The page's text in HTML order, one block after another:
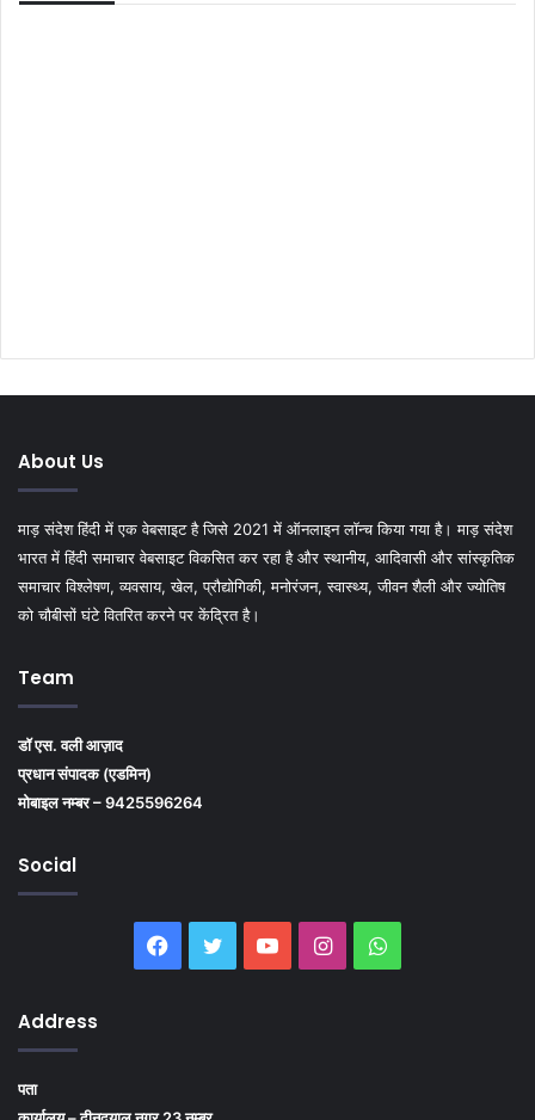
About Us
माड़ संदेश हिंदी में एक वेबसाइट है जिसे 2021 में ऑनलाइन लॉन्च किया गया है। माड़ संदेश
भारत में हिंदी समाचार वेबसाइट विकसित कर रहा है और स्थानीय, आदिवासी और सांस्कृतिक
समाचार विश्लेषण, व्यवसाय, खेल, प्रौद्योगिकी, मनोरंजन, स्वास्थ्य, जीवन शैली और ज्योतिष
को चौबीसों घंटे वितरित करने पर केंद्रित है।
Team
डॉ एस. वली आज़ाद
प्रधान संपादक (एडमिन)
मोबाइल नम्बर – 9425596264
Social
Facebook
Twitter YouTubeInstagramWhatsApp
Address
पता